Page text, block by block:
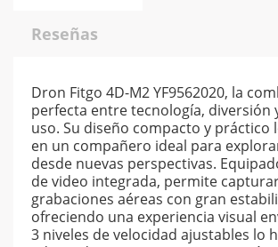
Reseñas
Dron Fitgo 4D-M2 YF9562020, la
perfecta entre tecnología, diversión
uso. Su diseño compacto y práctico
en un compañero ideal para
desde nuevas perspectivas.
de video integrada, permite
grabaciones aéreas con gran
ofreciendo una experiencia visual
3 niveles de velocidad ajustables lo